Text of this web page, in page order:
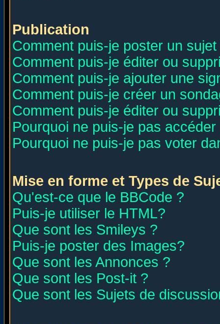
Publication
Comment puis-je poster un
Comment puis-je éditer ou
Comment puis-je ajouter une
Comment puis-je créer un
Comment puis-je éditer ou
Pourquoi ne puis-je pas
Pourquoi ne puis-je pas voter
Mise en forme et Types de
Qu'est-ce que le BBCode ?
Puis-je utiliser le HTML?
Que sont les Smileys ?
Puis-je poster des Images?
Que sont les Annonces ?
Que sont les Post-it ?
Que sont les Sujets de